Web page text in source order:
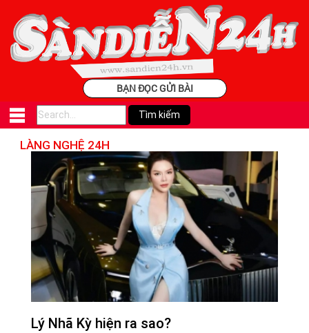
BẠN ĐỌC GỬI BÀI
LÀNG NGHỆ 24H
Lý Nhã Kỳ hiện ra sao?